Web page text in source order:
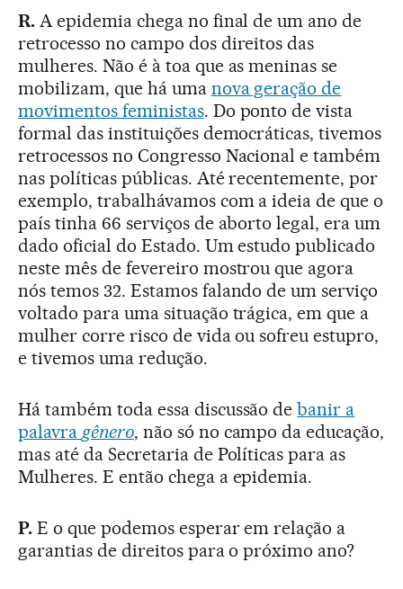
R.A epidemia chega no final de um ano de
retrocesso no campo dos direitos das
mulheres. Não é à toa que as meninas se
mobilizam, que há uma nova geração de
movimentos feministas. Do ponto de vista
formal das instituições democráticas, tivemos
retrocessos no Congresso Nacional e também
nas políticas públicas. Até recentemente, por
exemplo, trabalhávamos com a ideia de que o
país tinha 66 serviços de aborto legal, era um
dado oficial do Estado. Um estudo publicado
neste mês de fevereiro mostrou que agora
nós temos 32. Estamos falando de um serviço
voltado para uma situação trágica, em que a
mulher corre risco de vida ou sofreu estupro,
e tivemos uma redução.
Há também toda essa discussão debanir a
palavra gênero, não só no campo da educação,
mas até da Secretaria de Políticas para as
Mulheres. E então chega a epidemia.
P.E o que podemos esperar em relação a
garantias de direitos para o próximo ano?